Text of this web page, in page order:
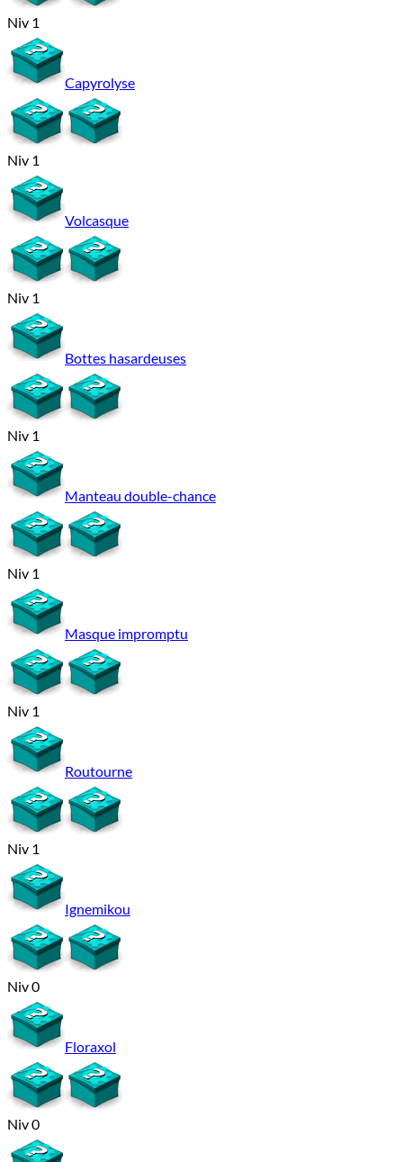
Niv 1
Capyrolyse
Niv 1
Volcasque
Niv 1
Bottes hasardeuses
Niv 1
Manteau double-chance
Niv 1
Masque impromptu
Niv 1
Routourne
Niv 1
Ignemikou
Niv 0
Floraxol
Niv 0